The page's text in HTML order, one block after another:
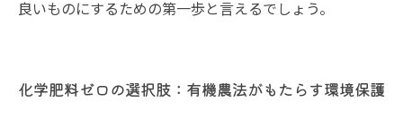
良いものにするための第一歩と言えるでしょう。
化学肥料ゼロの選択肢：有機農法がもたらす環境保護